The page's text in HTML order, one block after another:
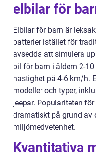
elbilar för
Elbilar för barn är
batterier istället för
avsedda att simulera
bil för barn i åldern 2-
hastighet på 4-6 km/h.
modeller och typer,
jeepar. Populariteten
dramatiskt på grund av
miljömedvetenhet.
Kvantitativa